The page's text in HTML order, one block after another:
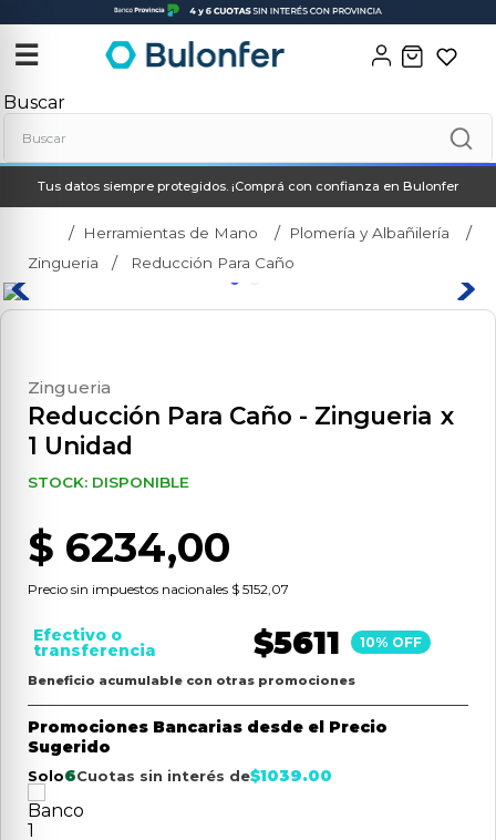
☰
Buscar
Tus datos siempre protegidos. ¡Comprá con confianza en Bulonfer
Herramientas de Mano
Plomería y Albañilería
Zingueria
Reducción Para Caño
Zingueria
Reducción Para Caño - Zingueria x
1 Unidad
STOCK: DISPONIBLE
$ 6234,00
Precio sin impuestos nacionales $ 5152,07
Efectivo o
transferencia $5611 10% OFF
Beneficio acumulable con otras promociones
Promociones Bancarias desde el Precio
Sugerido
Solo6Cuotas sin interés de$1039.00